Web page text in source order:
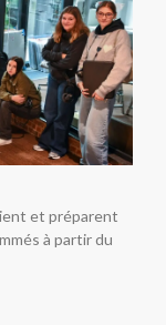
et préparent
à partir du